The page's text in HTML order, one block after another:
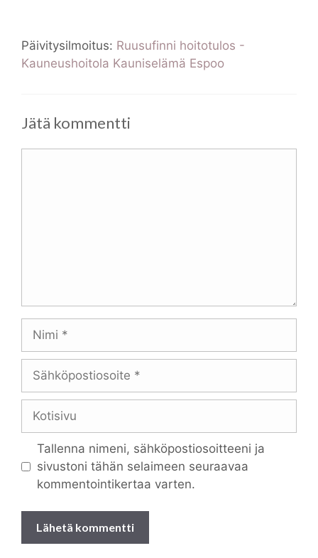
Päivitysilmoitus: Ruusufinni hoitotulos -
Kauneushoitola Kauniselämä Espoo
Jätä kommentti
Tallenna nimeni, sähköpostiosoitteeni ja
sivustoni tähän selaimeen seuraavaa
kommentointikertaa varten.